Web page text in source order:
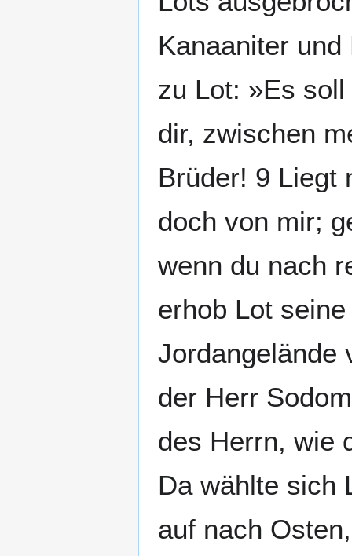
Kanaaniter
zu Lot: »Es
dir, zwischen
Brüder! 9 Liegt
doch von mir;
wenn du nach
erhob Lot
Jordangelände
der Herr
des Herrn, wie
Da wählte sich
auf nach